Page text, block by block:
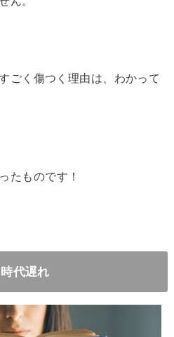
ごく傷つく理由は、わかって
たものです！
代遅れ